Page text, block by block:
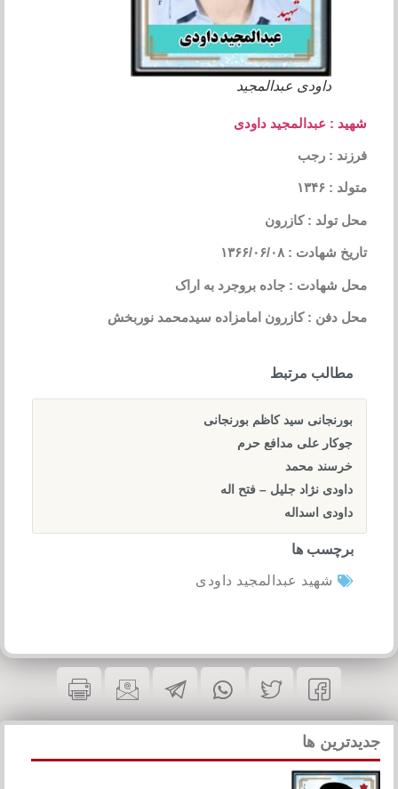
داودی عبدالمجید
شهید : عبدالمجید داودی
فرزند : رجب
متولد : ۱۳۴۶
محل تولد : کازرون
تاریخ شهادت : ۱۳۶۶/۰۶/۰۸
محل شهادت : جاده بروجرد به اراک
محل دفن : کازرون امامزاده سیدمحمد نوربخش
مطالب مرتبط
بورنجانی سید کاظم بورنجانی
جوکار علی مدافع حرم
خرسند محمد
داودی نژاد جلیل – فتح اله
داودی اسداله
برچسب ها
شهید عبدالمجید داودی
جدیدترین ها